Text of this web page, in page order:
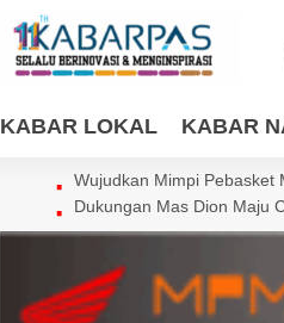
KABAR LOKAL KABAR
Wujudkan Mimpi Pebasket
Dukungan Mas Dion Maju